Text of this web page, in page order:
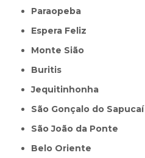
Paraopeba
Espera Feliz
Monte Sião
Buritis
Jequitinhonha
São Gonçalo do Sapucaí
São João da Ponte
Belo Oriente